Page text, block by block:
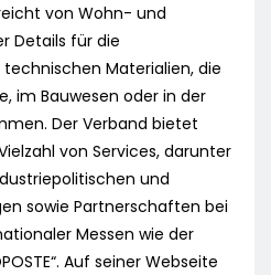
von Wohn- und
Details für die
Materialien, die
im Bauwesen oder in der
Der Verband bietet
von Services, darunter
und
sowie Partnerschaften bei
Messen wie der
Auf seiner Webseite